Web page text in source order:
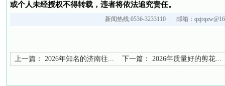
或个人未经授权不得转载，违者将依法追究责任。
新闻热线:0536-3233110 邮箱：
上一篇： 2026年知名的济南往... 下一篇： 2026年质量好的剪花...